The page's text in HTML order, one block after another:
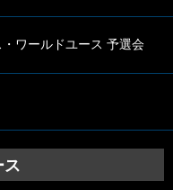
ワールドユース 予選会
ス